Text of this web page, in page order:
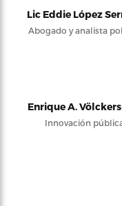
Lic Eddie López
Abogado y analista
Enrique A.
Innovación